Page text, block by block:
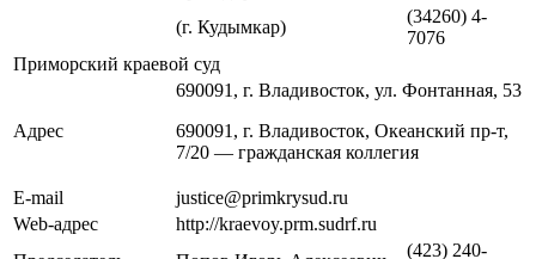
(г. Кудымкар)
(34260) 4-
7076
Приморский краевой суд
Адрес
690091, г. Владивосток, ул. Фонтанная, 53
690091, г. Владивосток, Океанский пр-т,
7/20 — гражданская коллегия
E-mail
justice@primkrysud.ru
Web-адрес
http://kraevoy.prm.sudrf.ru
(423) 240-